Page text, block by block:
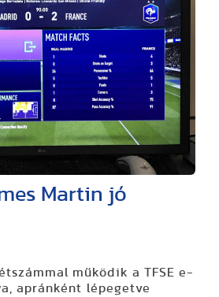
Martin jó
működik a TFSE e-
apránként lépegetve